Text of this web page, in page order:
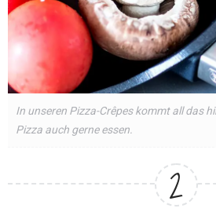
In unseren Pizza-Crêpes kommt all das
Pizza auch gerne essen.